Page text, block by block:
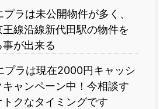
プラは未公開物件が多く、
線沿線新代田駅の物件を
事が出来る
プラは現在2000円キャッシ
キャンペーン中！今相談す
トクなタイミングです